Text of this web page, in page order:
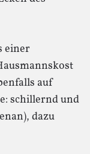
einer
auf
schillernd und
dazu